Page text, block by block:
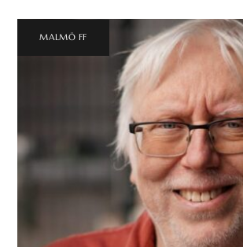
MALMÖ FF